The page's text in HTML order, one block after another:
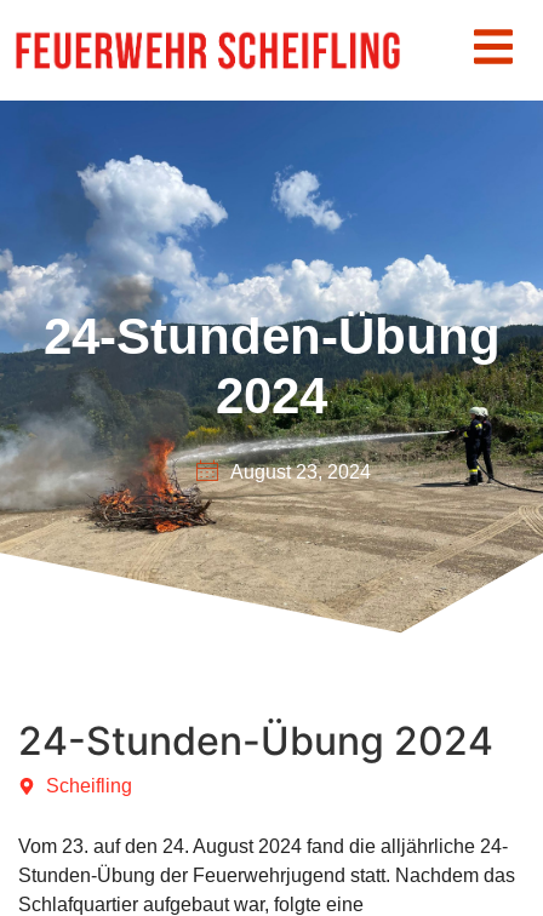
24-Stunden-Übung
2024
August 23, 2024
24-Stunden-Übung 2024
Scheifling
Vom 23. auf den 24. August 2024 fand die alljährliche 24-
Stunden-Übung der Feuerwehrjugend statt. Nachdem das
Schlafquartier aufgebaut war, folgte eine